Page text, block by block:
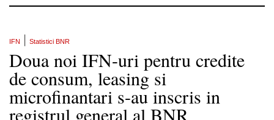
IFN Statistici BNR
Doua noi IFN-uri pentru credite
de consum, leasing si
microfinantari s-au inscris in
registrul general al BNR